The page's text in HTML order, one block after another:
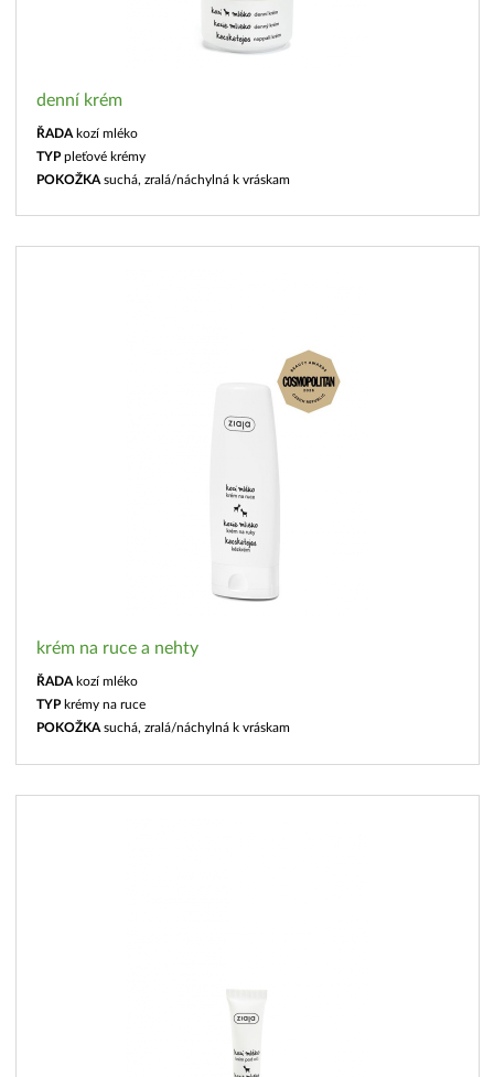
denní krém
ŘADA kozí mléko
TYP pleťové krémy
POKOŽKA suchá, zralá/náchylná k vráskam
krém na ruce a nehty
ŘADA kozí mléko
TYP krémy na ruce
POKOŽKA suchá, zralá/náchylná k vráskam